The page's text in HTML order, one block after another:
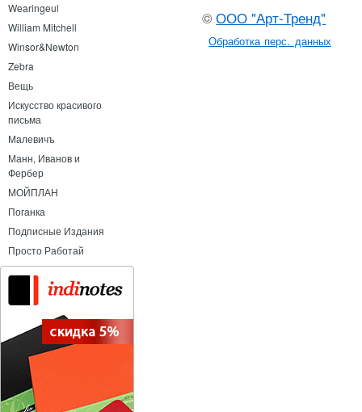
Wearingeul
William Mitchell
Winsor&Newton
Zebra
Вещь
Искусство красивого
письма
Малевичъ
Манн, Иванов и
Фербер
МОЙПЛАН
Поганка
Подписные Издания
Просто Работай
©ООО "Арт-Тренд"
Обработка перс. данных